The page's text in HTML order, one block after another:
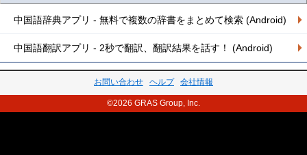
中国語辞典アプリ - 無料で複数の辞書をまとめて検索 (Android)
中国語翻訳アプリ - 2秒で翻訳、翻訳結果を話す！ (Android)
お問い合わせ ヘルプ 会社情報
©2026 GRAS Group, Inc.